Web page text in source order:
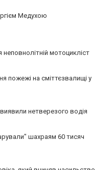
Медухою
мотоцикліст
пожежі на сміттєзвалищі у
нетверезого водія
шахраям 60 тисяч